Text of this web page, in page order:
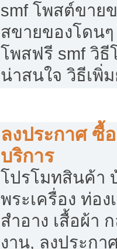
smf โพสต์ขาย
สขายของโดน
โพสฟรี smf วิธี
น่าสนใจ วิธีเพิ่
ลงประกาศ ซื้
บริการ
โปรโมทสินค้า
พระเครื่อง ท่อง
สำอาง เสื้อผ้า
งาน, ลงประก